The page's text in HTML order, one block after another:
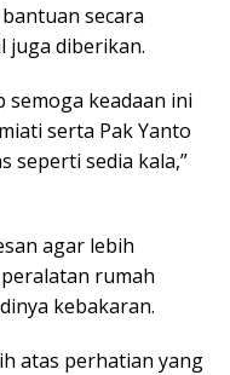
secara
juga diberikan.
semoga keadaan ini
serta Pak Yanto
seperti sedia kala,”
agar lebih
rumah
kebakaran.
atas perhatian yang